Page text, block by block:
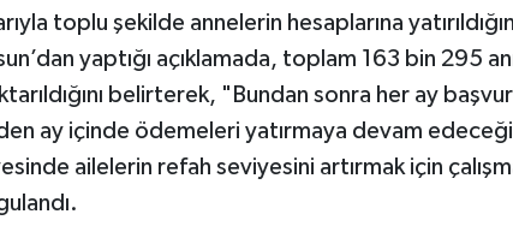
toplu şekilde annelerin hesaplarına
yaptığı açıklamada, toplam 163 bin 295
belirterek, "Bundan sonra her ay
ay içinde ödemeleri yatırmaya devam
ailelerin refah seviyesini artırmak için